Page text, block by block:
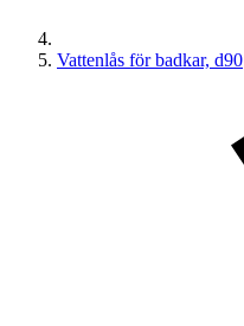
Vattenlås för badkar, d90